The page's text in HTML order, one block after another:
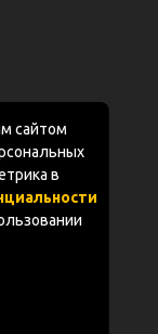
сайтом
в
М.Р.)